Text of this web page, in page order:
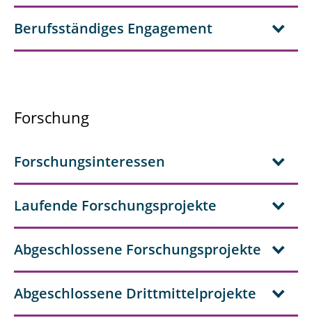
Berufsständiges Engagement
Forschung
Forschungsinteressen
Laufende Forschungsprojekte
Abgeschlossene Forschungsprojekte
Abgeschlossene Drittmittelprojekte